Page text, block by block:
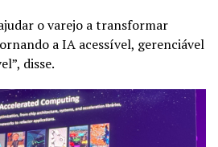
o varejo a transformar
a IA acessível, gerenciável
disse.